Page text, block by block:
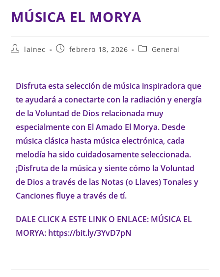
MÚSICA EL MORYA
lainec febrero 18, 2026 General
Disfruta esta selección de música inspiradora que
te ayudará a conectarte con la radiación y energía
de la Voluntad de Dios relacionada muy
especialmente con El Amado El Morya. Desde
música clásica hasta música electrónica, cada
melodía ha sido cuidadosamente seleccionada.
¡Disfruta de la música y siente cómo la Voluntad
de Dios a través de las Notas (o Llaves) Tonales y
Canciones fluye a través de tí.
DALE CLICK A ESTE LINK O ENLACE: MÚSICA EL
MORYA: https://bit.ly/3YvD7pN